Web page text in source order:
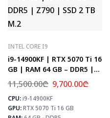
⚡ MAX FPS
CS2
504
INTEL CORE I9
i9-14900KF | RTX 5070 Ti 16
GB | RAM 64 GB – DDR5 |
Z790 | SSD 2 TB M.2
11,500.00₾ 9,700.00₾
CPU:i9-14900KF
GPU:RTX 5070 Ti 16 GB